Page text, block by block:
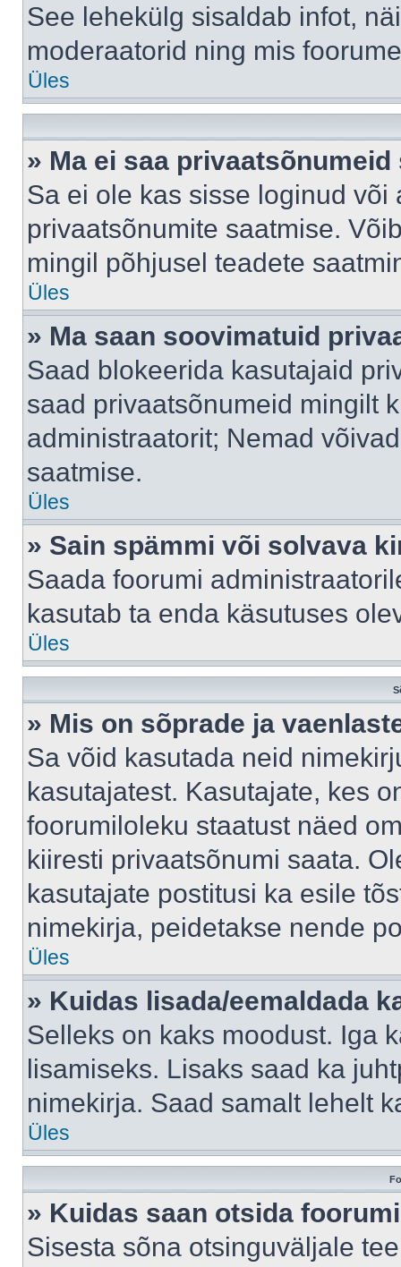
See lehekülg sisaldab infot,
moderaatorid ning mis
Üles
» Ma ei saa privaatsõnumeid
Sa ei ole kas sisse loginud
privaatsõnumite saatmise.
mingil põhjusel teadete
Üles
» Ma saan soovimatuid
Saad blokeerida kasutajaid
saad privaatsõnumeid mingilt
administraatorit; Nemad
saatmise.
Üles
» Sain spämmi või solvava
Saada foorumi
kasutab ta enda käsutuses
Üles
» Mis on sõprade ja
Sa võid kasutada neid
kasutajatest. Kasutajate, kes
foorumiloleku staatust näed
kiiresti privaatsõnumi saata.
kasutajate postitusi ka esile
nimekirja, peidetakse nende
Üles
» Kuidas lisada/eemaldada
Selleks on kaks moodust. Iga
lisamiseks. Lisaks saad ka
nimekirja. Saad samalt lehelt
Üles
» Kuidas saan otsida
Sisesta sõna otsinguväljale